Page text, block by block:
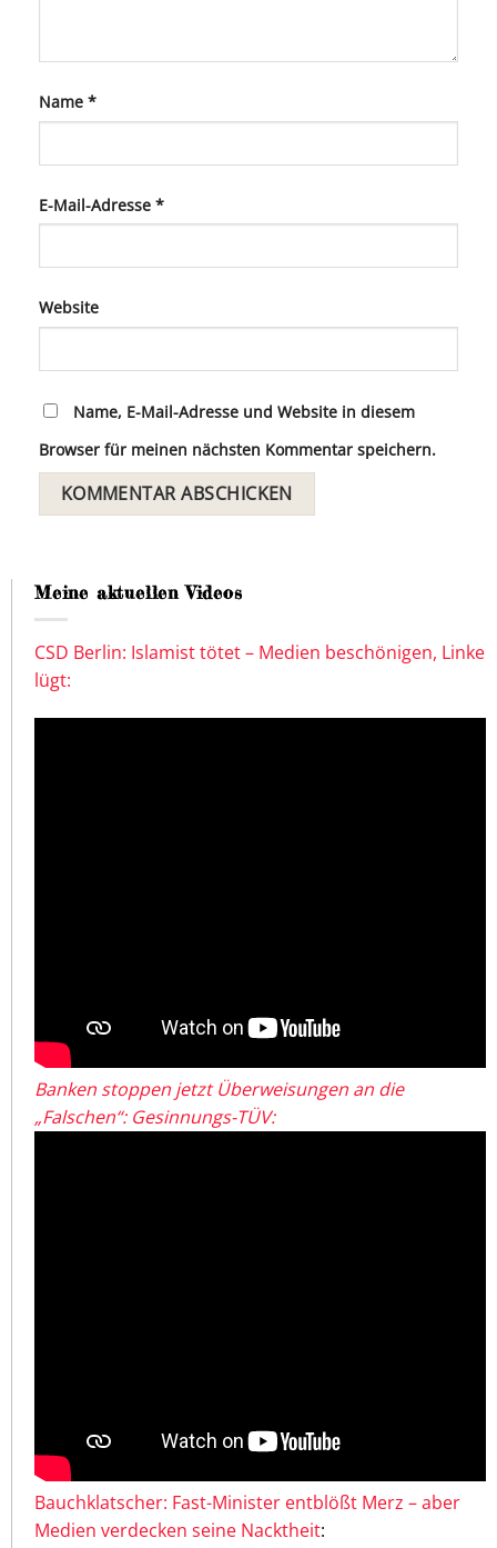
Name *
E-Mail-Adresse *
Website
Name, E-Mail-Adresse und Website in diesem
Browser für meinen nächsten Kommentar speichern.
Meine aktuellen Videos
CSD Berlin: Islamist tötet – Medien beschönigen, Linke
lügt:
Banken stoppen jetzt Überweisungen an die
„Falschen“: Gesinnungs-TÜV:
Bauchklatscher: Fast-Minister entblößt Merz – aber
Medien verdecken seine Nacktheit: